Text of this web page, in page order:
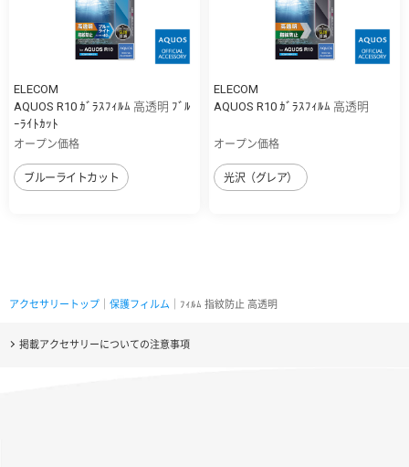
ELECOM
AQUOS R10 ｶﾞﾗｽﾌｨﾙﾑ 高透明 ﾌﾞﾙ
ｰﾗｲﾄｶｯﾄ
オープン価格
ブルーライトカット
ELECOM
AQUOS R10 ｶﾞﾗｽﾌｨﾙﾑ 高透明
オープン価格
光沢（グレア）
アクセサリートップ 保護フィルム ｜ﾌｨﾙﾑ 指紋防止 高透明
掲載アクセサリーについての注意事項